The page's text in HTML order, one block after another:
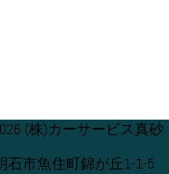
(株)カーサービス真砂
石市魚住町錦が丘1-1-5